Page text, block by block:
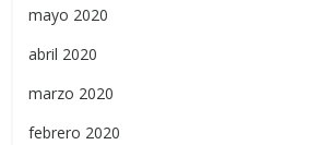
mayo 2020
abril 2020
marzo 2020
febrero 2020